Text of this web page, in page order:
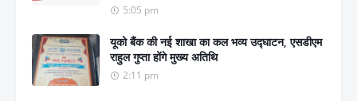
5:05 pm
यूको बैंक की नई शाखा का कल भव्य उद्घाटन, एसडीएम
राहुल गुप्ता होंगे मुख्य अतिथि
2:11 pm